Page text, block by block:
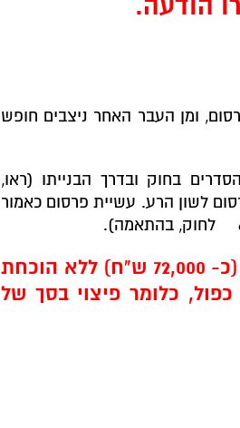
הודעה.
ומן העבר האחר ניצבים חופש
בחוק ובדרך הבנייתו (ראו,
לשון הרע. עשיית פרסום כאמור
לחוק, בהתאמה).
החוק קובע כי נפגע מלשון הרע זכאי לפיצוי בסך של עד 50,000 ש"ח צמודים למדד (כ- 72,000 ש"ח) ללא הוכחת
כלומר פיצוי בסך של